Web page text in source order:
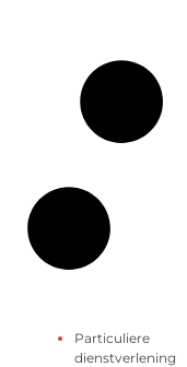
Particuliere
dienstverlening